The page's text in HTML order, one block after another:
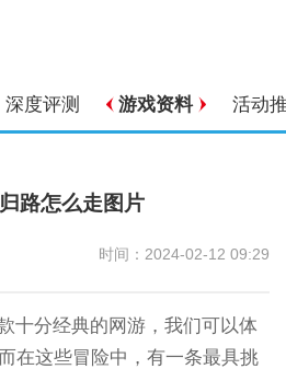
深度评测 游戏资料 活动
路怎么走图片
时间：2024-02-12 09:29
十分经典的网游，我们可以体
在这些冒险中，有一条最具挑